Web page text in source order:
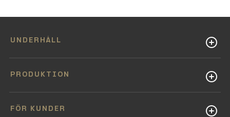
UNDERHÅLL
PRODUKTION
FÖR KUNDER